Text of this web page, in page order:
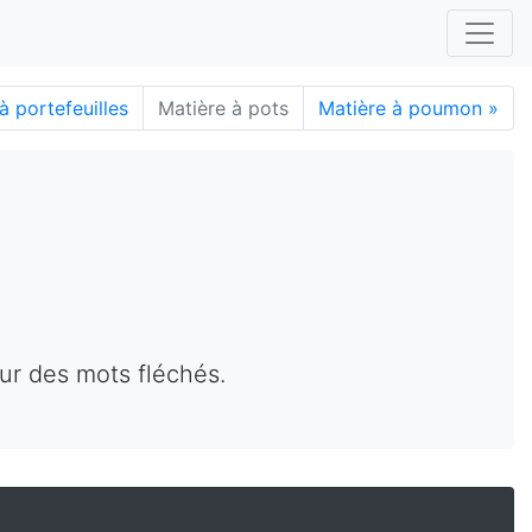
portefeuilles Matière à pots Matière à poumon »
des mots fléchés.